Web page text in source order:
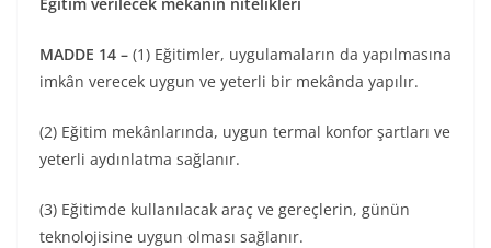
MADDE 14 – (1) Eğitimler, uygulamaların da yapılmasına
imkân verecek uygun ve yeterli bir mekânda yapılır.
(2) Eğitim mekânlarında, uygun termal konfor şartları ve
yeterli aydınlatma sağlanır.
(3) Eğitimde kullanılacak araç ve gereçlerin, günün
teknolojisine uygun olması sağlanır.